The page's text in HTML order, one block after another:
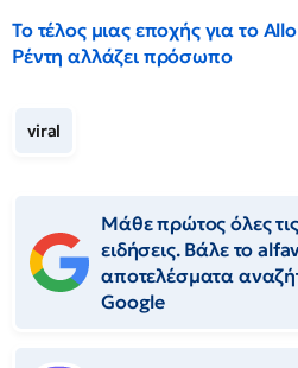
Το τέλος μιας εποχής για το
Ρέντη αλλάζει πρόσωπο
viral
Μάθε πρώτος όλες
ειδήσεις. Βάλε το
αποτελέσματα
Google